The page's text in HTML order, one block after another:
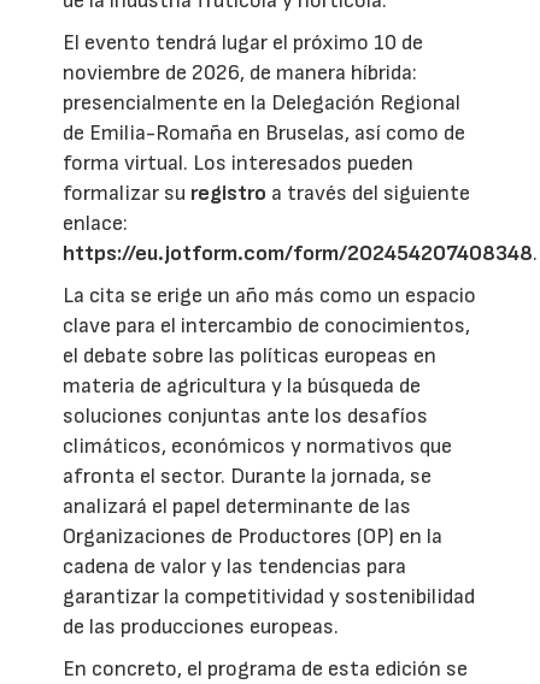
El evento tendrá lugar el próximo 10 de
noviembre de 2026, de manera híbrida:
presencialmente en la Delegación Regional
de Emilia-Romaña en Bruselas, así como de
forma virtual. Los interesados pueden
formalizar su registro a través del siguiente
enlace:
https://eu.jotform.com/form/202454207408348.
La cita se erige un año más como un espacio
clave para el intercambio de conocimientos,
el debate sobre las políticas europeas en
materia de agricultura y la búsqueda de
soluciones conjuntas ante los desafíos
climáticos, económicos y normativos que
afronta el sector. Durante la jornada, se
analizará el papel determinante de las
Organizaciones de Productores (OP) en la
cadena de valor y las tendencias para
garantizar la competitividad y sostenibilidad
de las producciones europeas.
En concreto, el programa de esta edición se